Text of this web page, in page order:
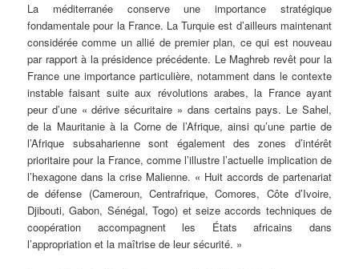
La méditerranée conserve une importance stratégique
fondamentale pour la France. La Turquie est d’ailleurs maintenant
considérée comme un allié de premier plan, ce qui est nouveau
par rapport à la présidence précédente. Le Maghreb revêt pour la
France une importance particulière, notamment dans le contexte
instable faisant suite aux révolutions arabes, la France ayant
peur d’une « dérive sécuritaire » dans certains pays. Le Sahel,
de la Mauritanie à la Corne de l’Afrique, ainsi qu’une partie de
l’Afrique subsaharienne sont également des zones d’intérêt
prioritaire pour la France, comme l’illustre l’actuelle implication de
l’hexagone dans la crise Malienne. « Huit accords de partenariat
de défense (Cameroun, Centrafrique, Comores, Côte d’Ivoire,
Djibouti, Gabon, Sénégal, Togo) et seize accords techniques de
coopération accompagnent les États africains dans
l’appropriation et la maîtrise de leur sécurité. »